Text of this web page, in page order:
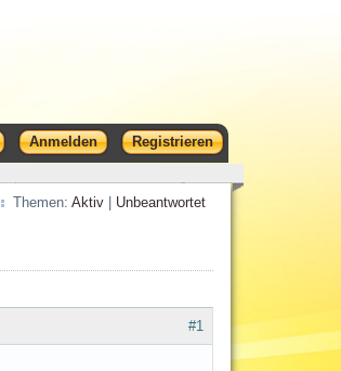
Anmelden
Registrieren
Themen: Aktiv| Unbeantwortet
#1